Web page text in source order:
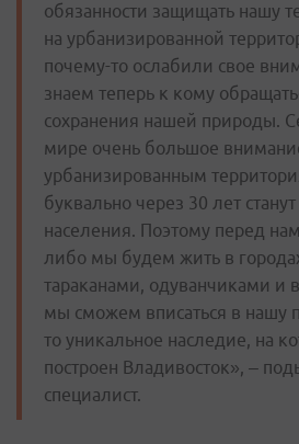
обязанности защищать нашу
на урбанизированной
почему-то ослабили свое
знаем теперь к кому
сохранения нашей природы.
мире очень большое
урбанизированным
буквально через 30 лет
населения. Поэтому перед
либо мы будем жить в
тараканами, одуванчиками и
мы сможем вписаться в нашу
то уникальное наследие, на
построен Владивосток», –
специалист.